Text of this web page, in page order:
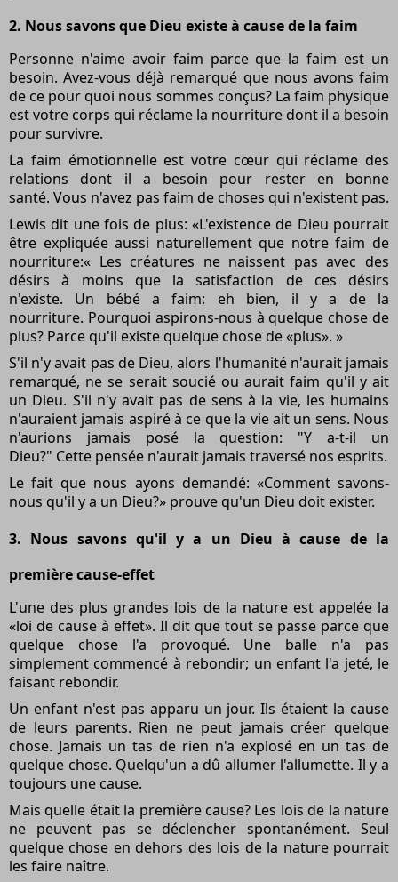
2. Nous savons que Dieu existe à cause de la faim
Personne n'aime avoir faim parce que la faim est un
besoin. Avez-vous déjà remarqué que nous avons faim
de ce pour quoi nous sommes conçus? La faim physique
est votre corps qui réclame la nourriture dont il a besoin
pour survivre.
La faim émotionnelle est votre cœur qui réclame des
relations dont il a besoin pour rester en bonne
santé. Vous n'avez pas faim de choses qui n'existent pas.
Lewis dit une fois de plus: «L'existence de Dieu pourrait
être expliquée aussi naturellement que notre faim de
nourriture:« Les créatures ne naissent pas avec des
désirs à moins que la satisfaction de ces désirs
n'existe. Un bébé a faim: eh bien, il y a de la
nourriture. Pourquoi aspirons-nous à quelque chose de
plus? Parce qu'il existe quelque chose de «plus». »
S'il n'y avait pas de Dieu, alors l'humanité n'aurait jamais
remarqué, ne se serait soucié ou aurait faim qu'il y ait
un Dieu. S'il n'y avait pas de sens à la vie, les humains
n'auraient jamais aspiré à ce que la vie ait un sens. Nous
n'aurions jamais posé la question: "Y a-t-il un
Dieu?" Cette pensée n'aurait jamais traversé nos esprits.
Le fait que nous ayons demandé: «Comment savons-
nous qu'il y a un Dieu?» prouve qu'un Dieu doit exister.
3. Nous savons qu'il y a un Dieu à cause de la
première cause-effet
L'une des plus grandes lois de la nature est appelée la
«loi de cause à effet». Il dit que tout se passe parce que
quelque chose l'a provoqué. Une balle n'a pas
simplement commencé à rebondir; un enfant l'a jeté, le
faisant rebondir.
Un enfant n'est pas apparu un jour. Ils étaient la cause
de leurs parents. Rien ne peut jamais créer quelque
chose. Jamais un tas de rien n'a explosé en un tas de
quelque chose. Quelqu'un a dû allumer l'allumette. Il y a
toujours une cause.
Mais quelle était la première cause? Les lois de la nature
ne peuvent pas se déclencher spontanément. Seul
quelque chose en dehors des lois de la nature pourrait
les faire naître.